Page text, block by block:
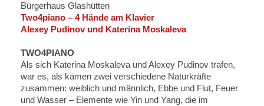
Bürgerhaus Glashütten
Two4piano – 4 Hände am Klavier
Alexey Pudinov und Katerina Moskaleva
TWO4PIANO
Als sich Katerina Moskaleva und Alexey Pudinov trafen,
war es, als kämen zwei verschiedene Naturkräfte
zusammen: weiblich und männlich, Ebbe und Flut, Feuer
und Wasser – Elemente wie Yin und Yang, die im